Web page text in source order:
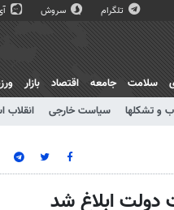
تلگرام سروش
سلامت جامعه اقتصاد بازار
و تشکلها سیاست خارجی انقلاب
دولت ابلاغ شد